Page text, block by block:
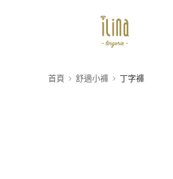
首頁 舒適小褲 丁字褲